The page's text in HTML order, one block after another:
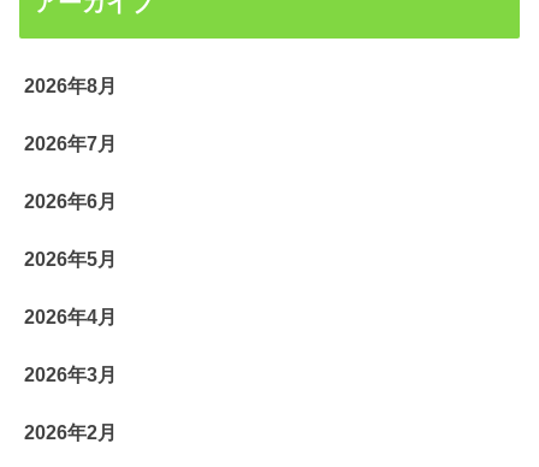
2026年8月
2026年7月
2026年6月
2026年5月
2026年4月
2026年3月
2026年2月